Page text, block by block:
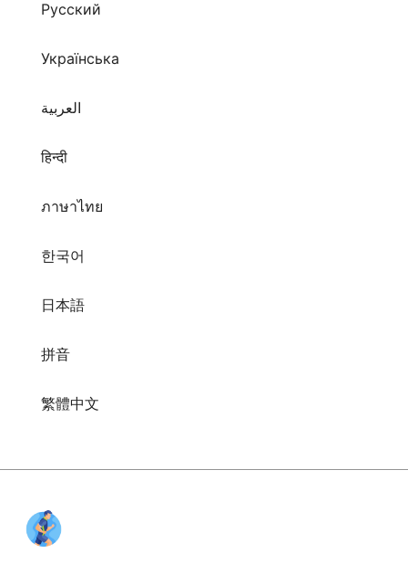
Русский
Українська
العربية
हिन्दी
ภาษาไทย
한국어
日本語
拼音
繁體中文